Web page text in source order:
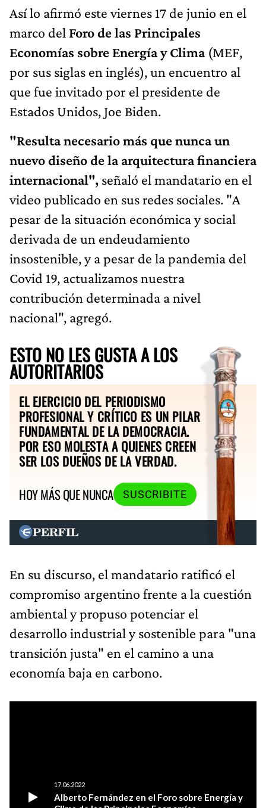
Así lo afirmó este viernes 17 de junio en el
marco del Foro de las Principales
Economías sobre Energía y Clima (MEF,
por sus siglas en inglés), un encuentro al
que fue invitado por el presidente de
Estados Unidos, Joe Biden.
"Resulta necesario más que nunca un
nuevo diseño de la arquitectura financiera
internacional", señaló el mandatario en el
video publicado en sus redes sociales. "A
pesar de la situación económica y social
derivada de un endeudamiento
insostenible, y a pesar de la pandemia del
Covid 19, actualizamos nuestra
contribución determinada a nivel
nacional", agregó.
ESTO NO LES GUSTA A LOS
AUTORITARIOS
EL EJERCICIO DEL PERIODISMO
PROFESIONAL Y CRÍTICO ES UN PILAR
FUNDAMENTAL DE LA DEMOCRACIA.
POR ESO MOLESTA A QUIENES CREEN
SER LOS DUEÑOS DE LA VERDAD.
HOY MÁS QUE NUNCA
SUSCRIBITE
En su discurso, el mandatario ratificó el
compromiso argentino frente a la cuestión
ambiental y propuso potenciar el
desarrollo industrial y sostenible para "una
transición justa" en el camino a una
economía baja en carbono.